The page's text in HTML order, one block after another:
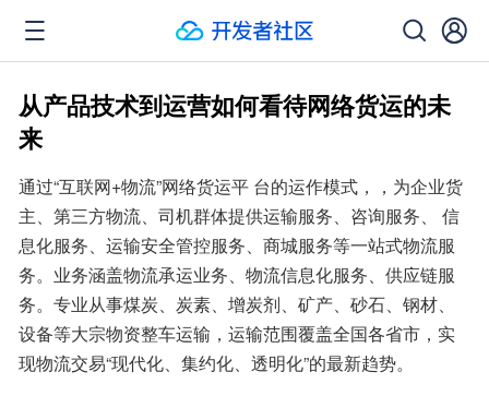
从产品技术到运营如何看待网络货运的未
来
通过“互联网+物流”网络货运平 台的运作模式，，为企业货
主、第三方物流、司机群体提供运输服务、咨询服务、 信
息化服务、运输安全管控服务、商城服务等一站式物流服
务。业务涵盖物流承运业务、物流信息化服务、供应链服
务。专业从事煤炭、炭素、增炭剂、矿产、砂石、钢材、
设备等大宗物资整车运输，运输范围覆盖全国各省市，实
现物流交易“现代化、集约化、透明化”的最新趋势。